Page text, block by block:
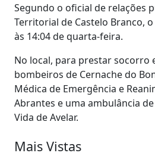
Segundo o oficial de relações
Territorial de Castelo Branco,
às 14:04 de quarta-feira.
No local, para prestar socorro
bombeiros de Cernache do
Médica de Emergência e
Abrantes e uma ambulância
Vida de Avelar.
Mais Vistas